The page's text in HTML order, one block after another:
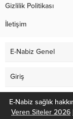
Gizlilik Politikası
İletişim
E-Nabiz Genel
Giriş
E-Nabiz sağlık
Veren Siteler 2026